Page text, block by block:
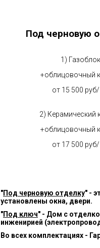
Под черновую
1) Газоблок
+облицовочный
от 15 500
2) Керамический
+облицовочный
от 17 500
"Под черновую отделку" -
установлены окна, двери.
"Под ключ" - Дом с
инженирией
Во всех комплектациях -